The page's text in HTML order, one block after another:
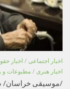
اخبار اجتماعی / اخبار
اخبار هنری / مطبوعات و
/موسیقی خراسان/